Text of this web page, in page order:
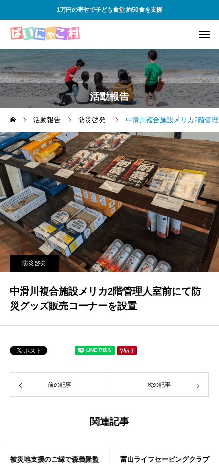
1万円の寄付で子ども食堂 約50食を支援
活動報告
活動報告 防災啓発 中滑川複合施設メリカ2階管
防災啓発
中滑川複合施設メリカ2階管理人室前にて防
災グッズ販売コーナーを設置
前の記事 次の記事
関連記事
被災地支援のご縁で森義隆監
富山ライフセービングクラブ